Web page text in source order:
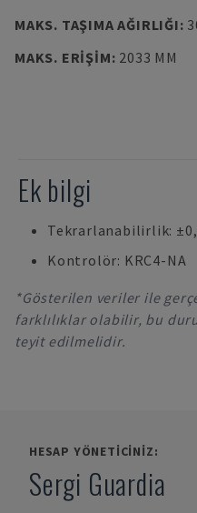
MAKS. TAŞIMA AĞIRLIĞI:
MAKS. ERIŞIM: 2033 MM
Ek bilgi
Tekrarlanabilirlik:
Kontrolör: KRC4-NA
*Gösterilen veriler ile
farklılıklar olabilir, bu
teyit edilmelidir.
HESAP YÖNETICINIZ:
Sergi Guardia